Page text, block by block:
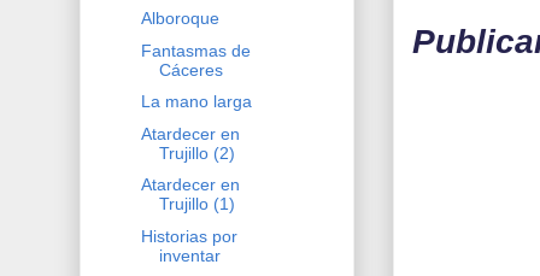
Alboroque
Fantasmas de
Cáceres
La mano larga
Atardecer en
Trujillo (2)
Atardecer en
Trujillo (1)
Historias por
inventar